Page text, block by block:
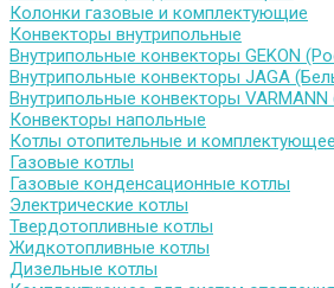
Колонки газовые и комплектующие
Конвекторы внутрипольные
Внутрипольные конвекторы GEKON
Внутрипольные конвекторы JAGA
Внутрипольные конвекторы VARMANN
Конвекторы напольные
Котлы отопительные и комплектующее
Газовые котлы
Газовые конденсационные котлы
Электрические котлы
Твердотопливные котлы
Жидкотопливные котлы
Дизельные котлы